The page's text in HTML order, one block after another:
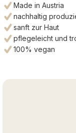
Made in Austria
nachhaltig
sanft zur Haut
pflegeleicht und
100% vegan